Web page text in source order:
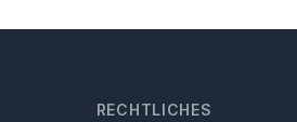
RECHTLICHES